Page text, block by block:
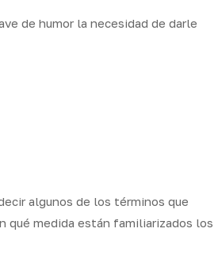
de humor la necesidad de darle
algunos de los términos que
qué medida están familiarizados los